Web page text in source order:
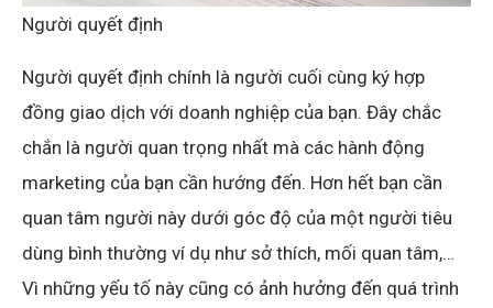
Người quyết định
Người quyết định chính là người cuối cùng ký hợp
đồng giao dịch với doanh nghiệp của bạn. Đây chắc
chắn là người quan trọng nhất mà các hành động
marketing của bạn cần hướng đến. Hơn hết bạn cần
quan tâm người này dưới góc độ của một người tiêu
dùng bình thường ví dụ như sở thích, mối quan tâm,…
Vì những yếu tố này cũng có ảnh hưởng đến quá trình